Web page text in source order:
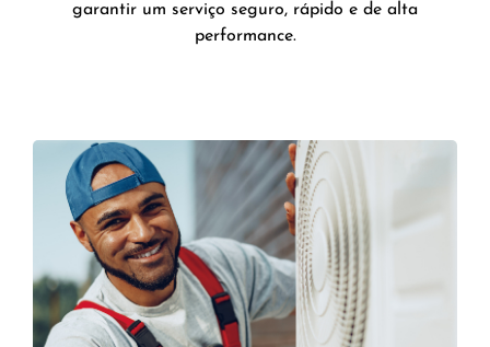
garantir um serviço seguro, rápido e de alta
performance.